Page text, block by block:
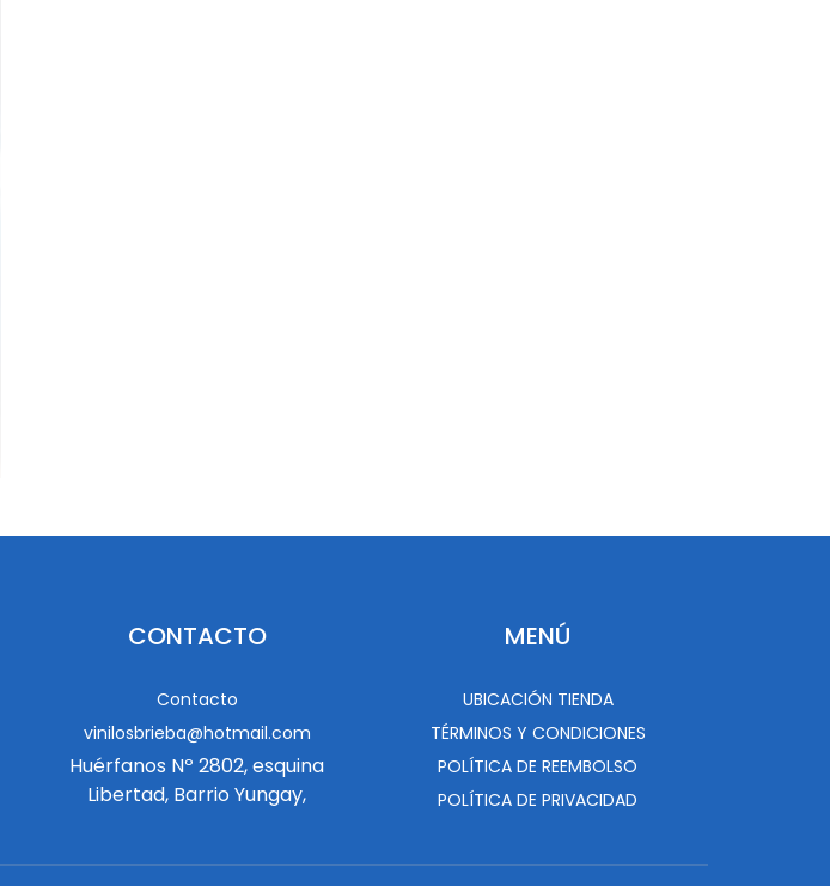
CONTACTO
Contacto
vinilosbrieba@hotmail.com
Huérfanos Nº 2802, esquina
Libertad, Barrio Yungay,
MENÚ
UBICACIÓN TIENDA
TÉRMINOS Y CONDICIONES
POLÍTICA DE REEMBOLSO
POLÍTICA DE PRIVACIDAD